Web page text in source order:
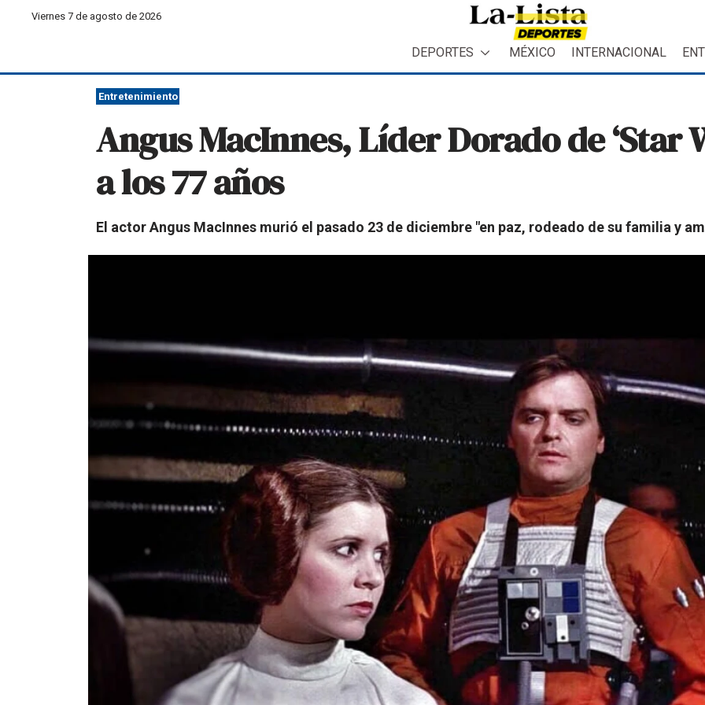
Viernes 7 de agosto de 2026
DEPORTES MÉXICO INTERNACIONAL
Entretenimiento
Angus MacInnes, Líder Dorado de ‘Star
a los 77 años
El actor Angus MacInnes murió el pasado 23 de diciembre "en paz, rodeado de su familia y